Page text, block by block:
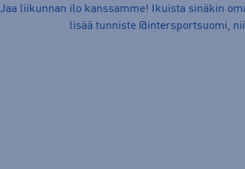
Jaa liikunnan ilo kanssamme! Ikuista sinäkin
lisää tunniste @intersportsuomi,